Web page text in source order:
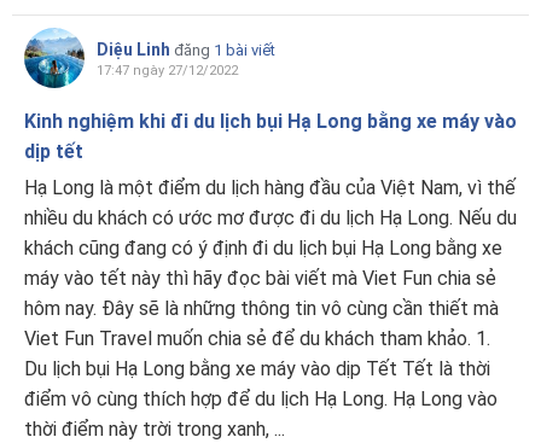
Diệu Linh đăng 1 bài viết
17:47 ngày 27/12/2022
Kinh nghiệm khi đi du lịch bụi Hạ Long bằng xe máy vào
dịp tết
Hạ Long là một điểm du lịch hàng đầu của Việt Nam, vì thế
nhiều du khách có ước mơ được đi du lịch Hạ Long. Nếu du
khách cũng đang có ý định đi du lịch bụi Hạ Long bằng xe
máy vào tết này thì hãy đọc bài viết mà Viet Fun chia sẻ
hôm nay. Đây sẽ là những thông tin vô cùng cần thiết mà
Viet Fun Travel muốn chia sẻ để du khách tham khảo. 1.
Du lịch bụi Hạ Long bằng xe máy vào dịp Tết Tết là thời
điểm vô cùng thích hợp để du lịch Hạ Long. Hạ Long vào
thời điểm này trời trong xanh, ...